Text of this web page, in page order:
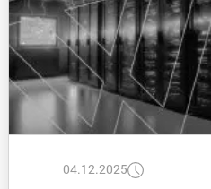
04.12.2025